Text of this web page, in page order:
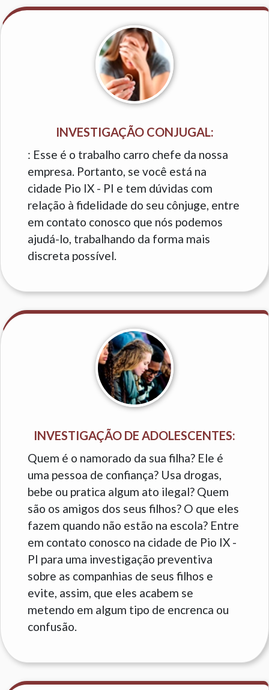
INVESTIGAÇÃO CONJUGAL:
: Esse é o trabalho carro chefe da nossa
empresa. Portanto, se você está na
cidade Pio IX - PI e tem dúvidas com
relação à fidelidade do seu cônjuge, entre
em contato conosco que nós podemos
ajudá-lo, trabalhando da forma mais
discreta possível.
INVESTIGAÇÃO DE ADOLESCENTES:
Quem é o namorado da sua filha? Ele é
uma pessoa de confiança? Usa drogas,
bebe ou pratica algum ato ilegal? Quem
são os amigos dos seus filhos? O que eles
fazem quando não estão na escola? Entre
em contato conosco na cidade de Pio IX -
PI para uma investigação preventiva
sobre as companhias de seus filhos e
evite, assim, que eles acabem se
metendo em algum tipo de encrenca ou
confusão.